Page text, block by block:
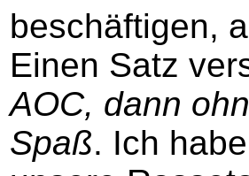
beschäftigen,
Einen Satz
AOC, dann
Spaß. Ich